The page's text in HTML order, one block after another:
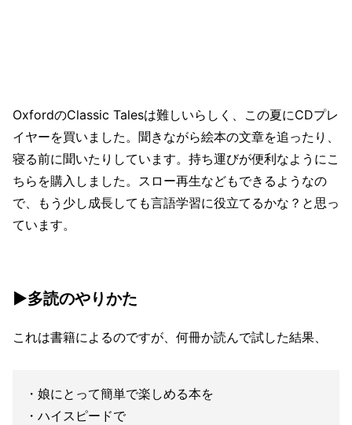
OxfordのClassic Talesは難しいらしく、この夏にCDプレ
イヤーを買いました。聞きながら絵本の文章を追ったり、
寝る前に聞いたりしています。持ち運びが便利なようにこ
ちらを購入しました。スロー再生などもできるようなの
で、もう少し成長しても言語学習に役立てるかな？と思っ
ています。
▶多読のやりかた
これは書籍によるのですが、何冊か読んで試した結果、
・娘にとって簡単で楽しめる本を
・ハイスピードで